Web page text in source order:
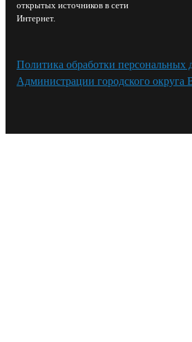
открытых источников в сети
Интернет.
Политика обработки персональных
Администрации городского округа